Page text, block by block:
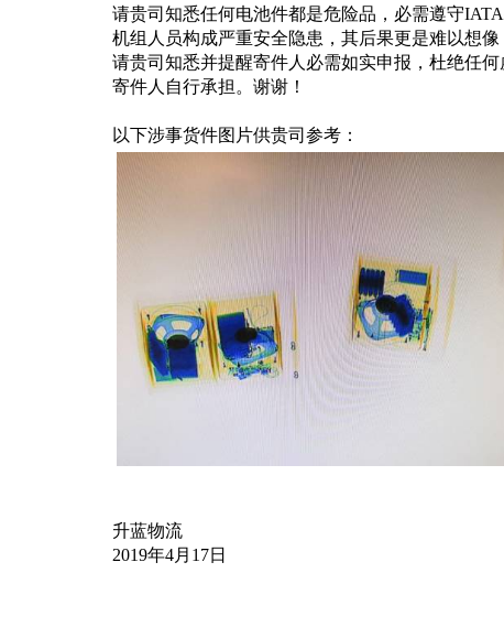
请贵司知悉任何电池件都是危险品，必需遵守
机组人员构成严重安全隐患，其后果更是难以想
请贵司知悉并提醒寄件人必需如实申报，杜绝任何
寄件人自行承担。谢谢！
以下涉事货件图片供贵司参考：
升蓝物流
2019年4月17日